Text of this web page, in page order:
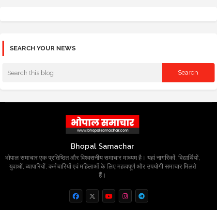
SEARCH YOUR NEWS
Bhopal Samachar
भोपाल समाचार एक प्रतिष्ठित और विश्वसनीय समाचार माध्यम है। यहां नागरिकों, विद्यार्थियों,
युवाओं, व्यापारियों, कर्मचारियों एवं महिलाओं के लिए महत्वपूर्ण और उपयोगी समाचार मिलते
हैं।